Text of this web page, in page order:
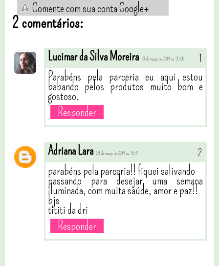
Comente com sua conta Google+
2 comentários:
Lucimar da Silva Moreira 21 de março de 2014 às 20:38
Parabéns pela parceria eu aqui estou
babando pelos produtos muito bom e
gostoso.
Responder
Adriana Lara 24 de março de 2014 às 15:41
parabéns pela parceria!! fiquei salivando
passando para desejar uma semana
iluminada, com muita saúde, amor e paz!!
bjs
tititi da dri
Responder